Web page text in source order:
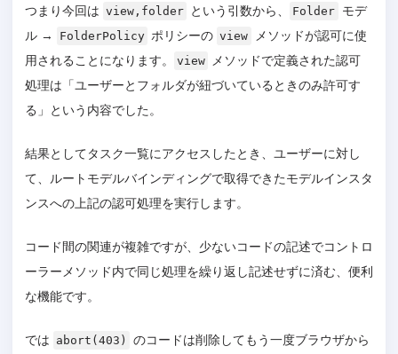
つまり今回は view,folder という引数から、 Folder モデ
ル →
FolderPolicy ポリシーの view
メソッドが認可に使
用されることになります。
view メソッドで定義された認可
処理は「ユーザーとフォルダが紐づいているときのみ許可す
る」という内容でした。
結果としてタスク一覧にアクセスしたとき、ユーザーに対し
て、ルートモデルバインディングで取得できたモデルインスタ
ンスへの上記の認可処理を実行します。
コード間の関連が複雑ですが、少ないコードの記述でコントロ
ーラーメソッド内で同じ処理を繰り返し記述せずに済む、便利
な機能です。
では abort(403)
のコードは削除してもう一度ブラウザから